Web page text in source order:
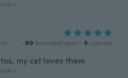
· 80 beoordelingen · 5 uploads
my cat loves them